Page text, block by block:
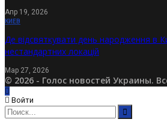
Апр 19, 2026
КИЕВ
Де відсвяткувати день народження в
нестандартних локацій
Мар 27, 2026
© 2026 - Голос новостей Украины.
Войти